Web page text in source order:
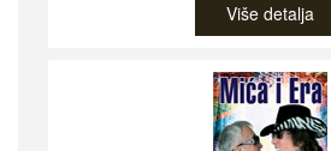
Više detalja